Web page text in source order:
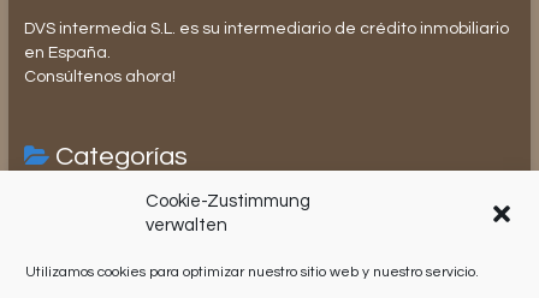
Cookie-Zustimmung
verwalten
Utilizamos cookies para optimizar nuestro sitio web y nuestro servicio.
DVS intermedia S.L. es su intermediario de crédito inmobiliario
en España.
Consúltenos ahora!
Categorías
Compraventa de inmuebles en España